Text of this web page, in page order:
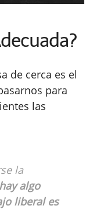
de cerca es el
para
las
la
algo
liberal es